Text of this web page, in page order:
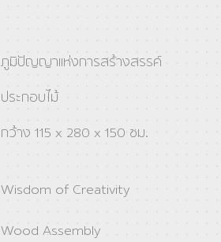
ภูมิปัญญาแห่งการสร้างสรรค์
ประกอบไม้
กว้าง 115 x 280 x 150 ซม.
Wisdom of Creativity
Wood Assembly